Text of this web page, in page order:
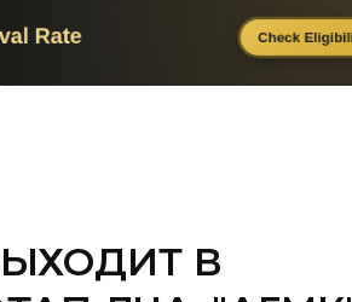
В
ЛЧА, "АГМК"